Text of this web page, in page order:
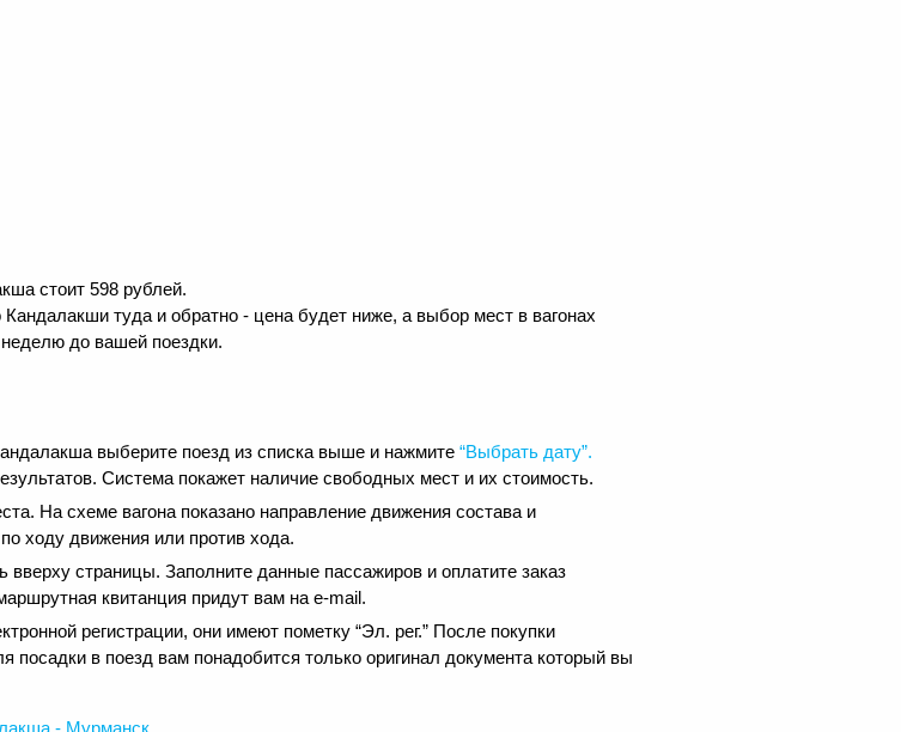
стоит 598 рублей.
туда и обратно - цена будет ниже, а выбор мест в вагонах
до вашей поездки.
выберите поезд из списка выше и нажмите “Выбрать дату”.
Система покажет наличие свободных мест и их стоимость.
На схеме вагона показано направление движения состава и
ходу движения или против хода.
вверху страницы. Заполните данные пассажиров и оплатите заказ
квитанция придут вам на e-mail.
регистрации, они имеют пометку “Эл. рег.” После покупки
посадки в поезд вам понадобится только оригинал документа который вы